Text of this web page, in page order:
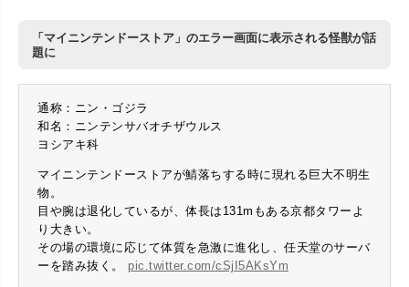
「マイニンテンドーストア」のエラー画面に表示される怪獣が話
題に
通称：ニン・ゴジラ
和名：ニンテンサバオチザウルス
ヨシアキ科
マイニンテンドーストアが鯖落ちする時に現れる巨大不明生
物。
目や腕は退化しているが、体長は131mもある京都タワーよ
り大きい。
その場の環境に応じて体質を急激に進化し、任天堂のサーバ
ーを踏み抜く。 pic.twitter.com/cSjI5AKsYm